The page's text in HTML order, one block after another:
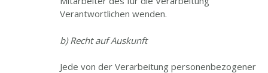
Verantwortlichen wenden.
b) Recht auf Auskunft
Jede von der Verarbeitung personenbezogener